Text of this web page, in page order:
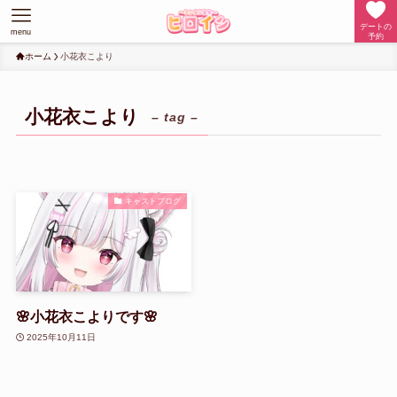
デートの
予約
menu
ホーム 小花衣こより
小花衣こより – tag –
キャストブログ
🌸小花衣こよりです🌸
2025年10月11日